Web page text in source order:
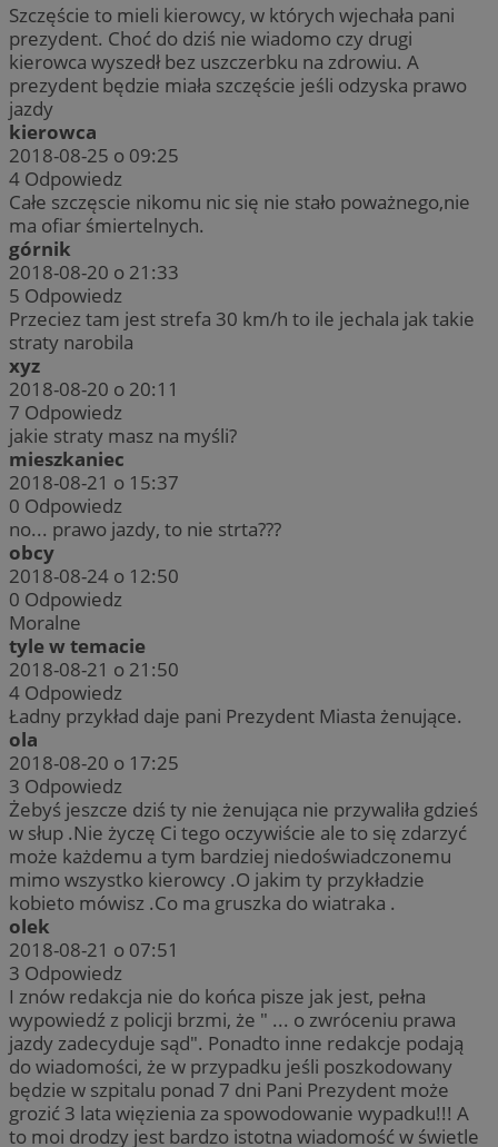
Szczęście to mieli kierowcy, w których wjechała pani
prezydent. Choć do dziś nie wiadomo czy drugi
kierowca wyszedł bez uszczerbku na zdrowiu. A
prezydent będzie miała szczęście jeśli odzyska prawo
jazdy
kierowca
2018-08-25 o 09:25
4 Odpowiedz
Całe szczęscie nikomu nic się nie stało poważnego,nie
ma ofiar śmiertelnych.
górnik
2018-08-20 o 21:33
5 Odpowiedz
Przeciez tam jest strefa 30 km/h to ile jechala jak takie
straty narobila
xyz
2018-08-20 o 20:11
7 Odpowiedz
jakie straty masz na myśli?
mieszkaniec
2018-08-21 o 15:37
0 Odpowiedz
no... prawo jazdy, to nie strta???
obcy
2018-08-24 o 12:50
0 Odpowiedz
Moralne
tyle w temacie
2018-08-21 o 21:50
4 Odpowiedz
Ładny przykład daje pani Prezydent Miasta żenujące.
ola
2018-08-20 o 17:25
3 Odpowiedz
Żebyś jeszcze dziś ty nie żenująca nie przywaliła gdzieś
w słup .Nie życzę Ci tego oczywiście ale to się zdarzyć
może każdemu a tym bardziej niedoświadczonemu
mimo wszystko kierowcy .O jakim ty przykładzie
kobieto mówisz .Co ma gruszka do wiatraka .
olek
2018-08-21 o 07:51
3 Odpowiedz
I znów redakcja nie do końca pisze jak jest, pełna
wypowiedź z policji brzmi, że " ... o zwróceniu prawa
jazdy zadecyduje sąd". Ponadto inne redakcje podają
do wiadomości, że w przypadku jeśli poszkodowany
będzie w szpitalu ponad 7 dni Pani Prezydent może
grozić 3 lata więzienia za spowodowanie wypadku!!! A
to moi drodzy jest bardzo istotna wiadomość w świetle